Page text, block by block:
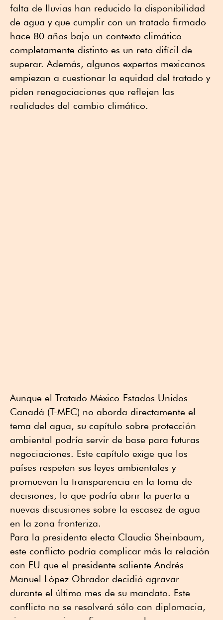
falta de lluvias han reducido la disponibilidad
de agua y que cumplir con un tratado firmado
hace 80 años bajo un contexto climático
completamente distinto es un reto difícil de
superar. Además, algunos expertos mexicanos
empiezan a cuestionar la equidad del tratado y
piden renegociaciones que reflejen las
realidades del cambio climático.
Aunque el Tratado México-Estados Unidos-
Canadá (T-MEC) no aborda directamente el
tema del agua, su capítulo sobre protección
ambiental podría servir de base para futuras
negociaciones. Este capítulo exige que los
países respeten sus leyes ambientales y
promuevan la transparencia en la toma de
decisiones, lo que podría abrir la puerta a
nuevas discusiones sobre la escasez de agua
en la zona fronteriza.
Para la presidenta electa Claudia Sheinbaum,
este conflicto podría complicar más la relación
con EU que el presidente saliente Andrés
Manuel López Obrador decidió agravar
durante el último mes de su mandato. Este
conflicto no se resolverá sólo con diplomacia,